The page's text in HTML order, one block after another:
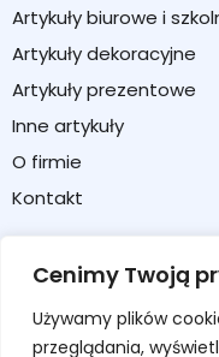
Cenimy Twoją
Używamy plików
przeglądania,
Artykuły biurowe i
Artykuły dekoracyjne
Artykuły prezentowe
Inne artykuły
O firmie
Kontakt
Koszyk